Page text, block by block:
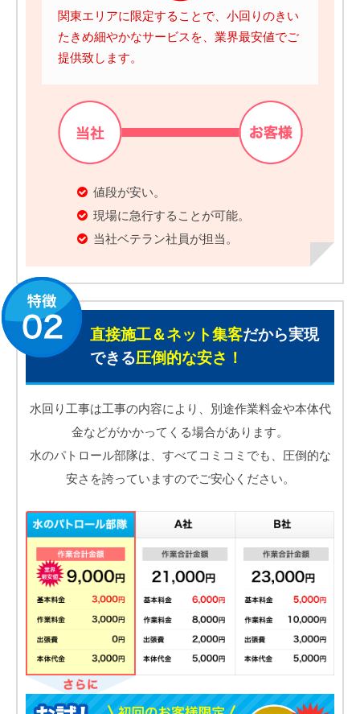
関東エリアに限定することで、小回りのきい
たきめ細やかなサービスを、業界最安値でご
提供致します。
値段が安い。
現場に急行することが可能。
当社ベテラン社員が担当。
直接施工＆ネット集客だから実現
できる圧倒的な安さ！
水回り工事は工事の内容により、別途作業料金や本体代
金などがかかってくる場合があります。
水のパトロール部隊は、すべてコミコミでも、圧倒的な
安さを誇っていますのでご安心ください。